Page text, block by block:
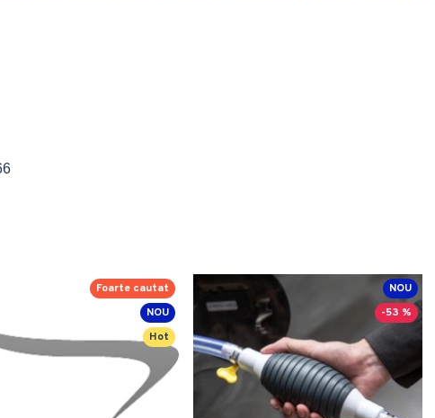
NOU
Hot
Foarte cautat
NOU
-53 %